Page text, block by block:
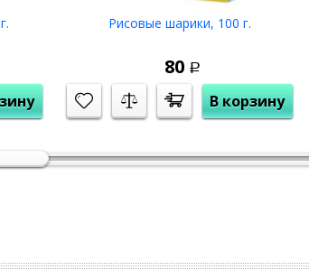
гречневая воздушная, семена льна
семена кунжута чёрного,
и затем высушивается в
не более 75%.
Рисовые шарики, 100 г.
80 Р
В корзину